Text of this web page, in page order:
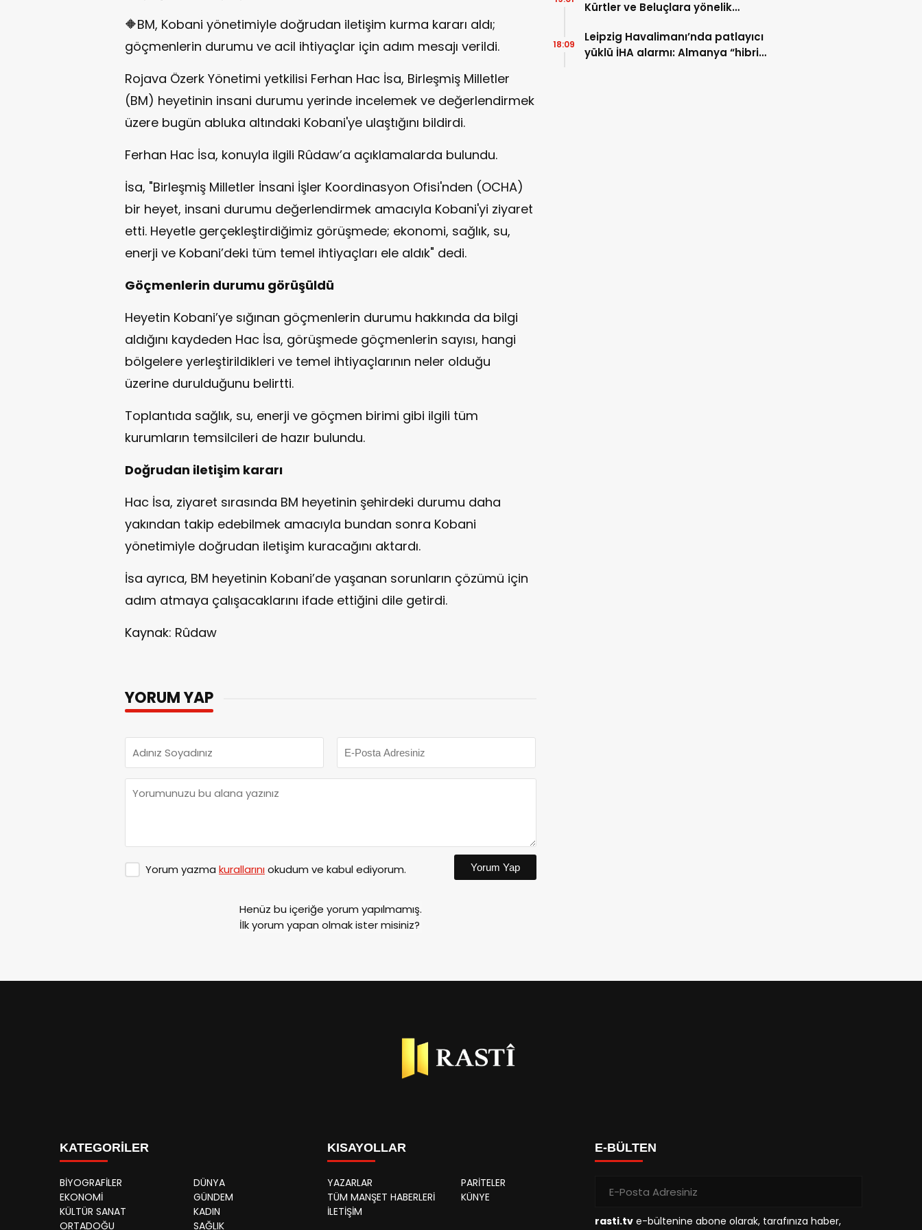
🔶BM, Kobani yönetimiyle doğrudan iletişim kurma kararı aldı;
göçmenlerin durumu ve acil ihtiyaçlar için adım mesajı verildi.
Rojava Özerk Yönetimi yetkilisi Ferhan Hac İsa, Birleşmiş Milletler
(BM) heyetinin insani durumu yerinde incelemek ve değerlendirmek
üzere bugün abluka altındaki Kobani'ye ulaştığını bildirdi.
Ferhan Hac İsa, konuyla ilgili Rûdaw’a açıklamalarda bulundu.
İsa, "Birleşmiş Milletler İnsani İşler Koordinasyon Ofisi'nden (OCHA)
bir heyet, insani durumu değerlendirmek amacıyla Kobani'yi ziyaret
etti. Heyetle gerçekleştirdiğimiz görüşmede; ekonomi, sağlık, su,
enerji ve Kobani’deki tüm temel ihtiyaçları ele aldık" dedi.
Göçmenlerin durumu görüşüldü
Heyetin Kobani’ye sığınan göçmenlerin durumu hakkında da bilgi
aldığını kaydeden Hac İsa, görüşmede göçmenlerin sayısı, hangi
bölgelere yerleştirildikleri ve temel ihtiyaçlarının neler olduğu
üzerine durulduğunu belirtti.
Toplantıda sağlık, su, enerji ve göçmen birimi gibi ilgili tüm
kurumların temsilcileri de hazır bulundu.
Doğrudan iletişim kararı
Hac İsa, ziyaret sırasında BM heyetinin şehirdeki durumu daha
yakından takip edebilmek amacıyla bundan sonra Kobani
yönetimiyle doğrudan iletişim kuracağını aktardı.
İsa ayrıca, BM heyetinin Kobani’de yaşanan sorunların çözümü için
adım atmaya çalışacaklarını ifade ettiğini dile getirdi.
Kaynak: Rûdaw
YORUM YAP
Yorum yazma kurallarınıokudum ve kabul ediyorum. Yorum Yap
Henüz bu içeriğe yorum yapılmamış.
İlk yorum yapan olmak ister misiniz?
Kürtler ve Beluçlara yönelik
Leipzig Havalimanı’nda patlayıcı
yüklü İHA alarmı: Almanya “hibrit
18:09
KATEGORİLER
BİYOGRAFİLER
DÜNYA
EKONOMİ
GÜNDEM
KÜLTÜR SANAT
KADIN
ORTADOĞU
SAĞLIK
KISAYOLLAR
YAZARLAR
PARİTELER
TÜM MANŞET HABERLERİ
KÜNYE
İLETİŞİM
E-BÜLTEN
rasti.tv e-bültenine abone olarak, tarafınıza haber,